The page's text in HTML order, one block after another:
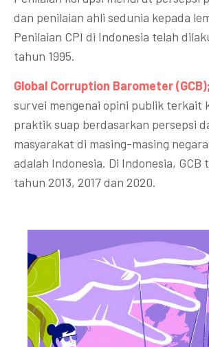
dan penilaian ahli sedunia kepada
Penilaian CPI di Indonesia telah
tahun 1995.
Global Corruption Barometer (GCB);
survei mengenai opini publik terkait
praktik suap berdasarkan persepsi
masyarakat di masing-masing
adalah Indonesia. Di Indonesia,
tahun 2013, 2017 dan 2020.